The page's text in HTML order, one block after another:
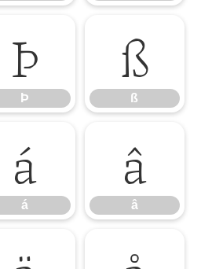
Þ
Þ
ß
ß
á
á
â
â